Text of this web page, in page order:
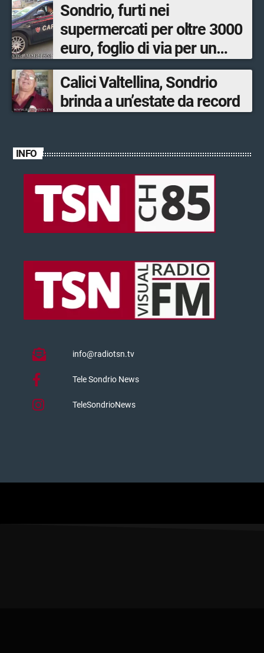
Sondrio, furti nei
supermercati per oltre 3000
euro, foglio di via per un
ventinovenne
Calici Valtellina, Sondrio
brinda a un’estate da record
INFO
info@radiotsn.tv
Tele Sondrio News
TeleSondrioNews